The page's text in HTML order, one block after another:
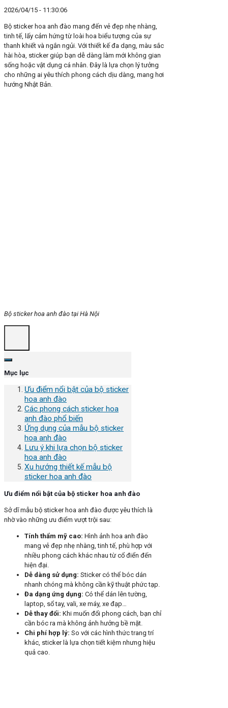
2026/04/15 - 11:30:06
Bộ sticker hoa anh đào mang đến vẻ đẹp nhẹ nhàng,
tinh tế, lấy cảm hứng từ loài hoa biểu tượng của sự
thanh khiết và ngắn ngủi. Với thiết kế đa dạng, màu sắc
hài hòa, sticker giúp bạn dễ dàng làm mới không gian
sống hoặc vật dụng cá nhân. Đây là lựa chọn lý tưởng
cho những ai yêu thích phong cách dịu dàng, mang hơi
hướng Nhật Bản.
Bộ sticker hoa anh đào tại Hà Nội
Mục lục
Ưu điểm nổi bật của bộ sticker
hoa anh đào
Các phong cách sticker hoa
anh đào phổ biến
Ứng dụng của mẫu bộ sticker
hoa anh đào
Lưu ý khi lựa chọn bộ sticker
hoa anh đào
Xu hướng thiết kế mẫu bộ
sticker hoa anh đào
Ưu điểm nổi bật của bộ sticker hoa anh đào
Sở dĩ mẫu bộ sticker hoa anh đào được yêu thích là
nhờ vào những ưu điểm vượt trội sau:
Tính thẩm mỹ cao: Hình ảnh hoa anh đào
mang vẻ đẹp nhẹ nhàng, tinh tế, phù hợp với
nhiều phong cách khác nhau từ cổ điển đến
hiện đại.
Dễ dàng sử dụng: Sticker có thể bóc dán
nhanh chóng mà không cần kỹ thuật phức tạp.
Đa dạng ứng dụng: Có thể dán lên tường,
laptop, sổ tay, vali, xe máy, xe đạp…
Dễ thay đổi: Khi muốn đổi phong cách, bạn chỉ
cần bóc ra mà không ảnh hưởng bề mặt.
Chi phí hợp lý: So với các hình thức trang trí
khác, sticker là lựa chọn tiết kiệm nhưng hiệu
quả cao.